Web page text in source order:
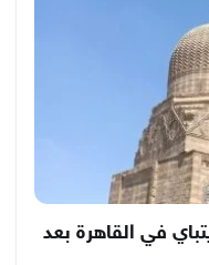
في القاهرة بعد